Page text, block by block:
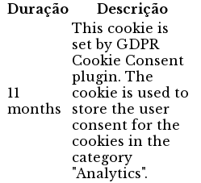
Duração Descrição
11
months
This cookie is
set by GDPR
Cookie Consent
plugin. The
cookie is used to
store the user
consent for the
cookies in the
category
"Analytics".